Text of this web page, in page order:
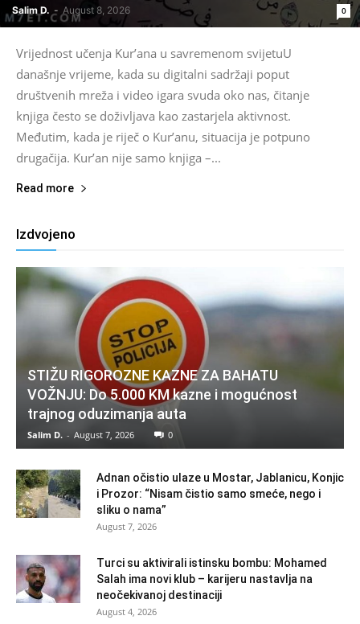
Salim D. - August 8, 2026 0
Vrijednost učenja Kur’ana u savremenom svijetuU
današnje vrijeme, kada su digitalni sadržaji poput
društvenih mreža i video igara svuda oko nas, čitanje
knjiga često se doživljava kao zastarjela aktivnost.
Međutim, kada je riječ o Kur’anu, situacija je potpuno
drugačija. Kur’an nije samo knjiga –...
Read more
Izdvojeno
STIŽU RIGOROZNE KAZNE ZA BAHATU
VOŽNJU: Do 5.000 KM kazne i mogućnost
trajnog oduzimanja auta
Salim D. - August 7, 2026 0
Adnan očistio ulaze u Mostar, Jablanicu, Konjic
i Prozor: “Nisam čistio samo smeće, nego i
sliku o nama”
August 7, 2026
Turci su aktivirali istinsku bombu: Mohamed
Salah ima novi klub – karijeru nastavlja na
neočekivanoj destinaciji
August 4, 2026